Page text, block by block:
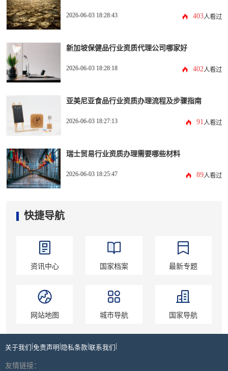
2026-06-03 18:28:43 403人看过
新加坡保健品行业资质代理公司哪家好
2026-06-03 18:28:18 402人看过
亚美尼亚食品行业资质办理流程及步骤指南
2026-06-03 18:27:13 91人看过
瑞士贸易行业资质办理需要哪些材料
2026-06-03 18:25:47 89人看过
快捷导航
资讯中心 国家档案 最新专题
网站地图 城市导航 国家导航
关于我们 免责声明 隐私条款 联系我们
友情链接：